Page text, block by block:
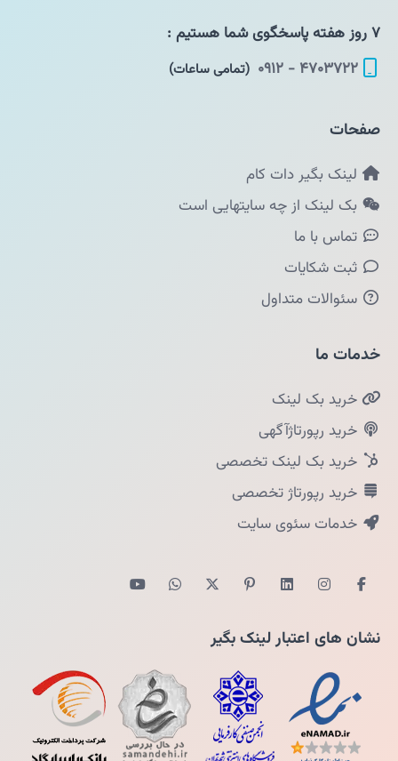
۷ روز هفته پاسخگوی شما هستیم :
۴۷۰۳۷۲۲ - ۰۹۱۲
(تمامی ساعات)
صفحات
لینک بگیر دات کام
بک لینک از چه سایتهایی است
تماس با ما
ثبت شکایات
سئوالات متداول
خدمات ما
خرید بک لینک
خرید رپورتاژآگهی
خرید بک لینک تخصصی
خرید رپورتاژ تخصصی
خدمات سئوی سایت
نشان های اعتبار لینک بگیر